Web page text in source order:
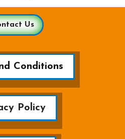
Us
Conditions
Policy